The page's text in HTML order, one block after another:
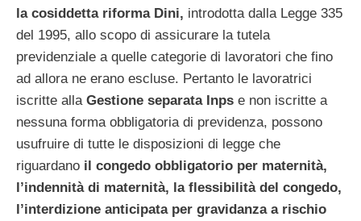
la cosiddetta riforma Dini, introdotta dalla Legge 335
del 1995, allo scopo di assicurare la tutela
previdenziale a quelle categorie di lavoratori che fino
ad allora ne erano escluse. Pertanto le lavoratrici
iscritte alla Gestione separata Inps e non iscritte a
nessuna forma obbligatoria di previdenza, possono
usufruire di tutte le disposizioni di legge che
riguardano il congedo obbligatorio per maternità,
l’indennità di maternità, la flessibilità del congedo,
l’interdizione anticipata per gravidanza a rischio